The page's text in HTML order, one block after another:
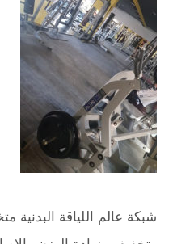
شبكة عالم اللياقة البدنية